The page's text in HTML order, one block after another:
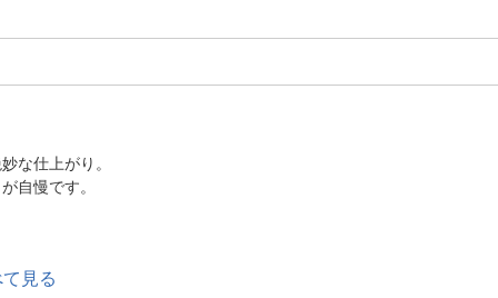
な仕上がり。
自慢です。
見る